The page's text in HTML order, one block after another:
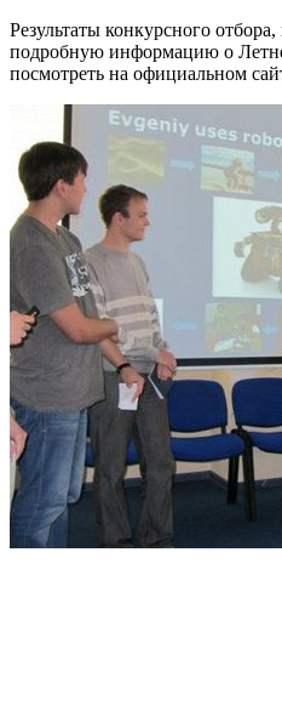
Результаты конкурсного
подробную информацию о
посмотреть на официальном